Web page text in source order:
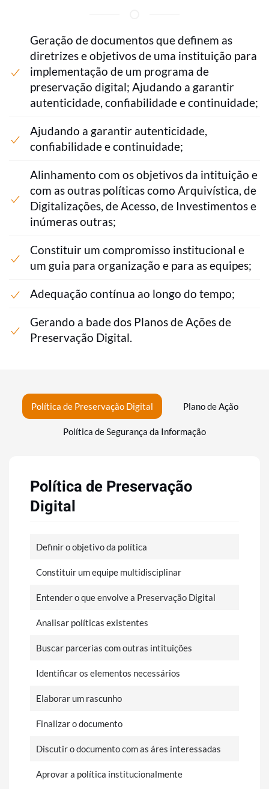
Geração de documentos que definem as
diretrizes e objetivos de uma instituição para
implementação de um programa de
preservação digital; Ajudando a garantir
autenticidade, confiabilidade e continuidade;
Ajudando a garantir autenticidade,
confiabilidade e continuidade;
Alinhamento com os objetivos da intituição e
com as outras políticas como Arquivística, de
Digitalizações, de Acesso, de Investimentos e
inúmeras outras;
Constituir um compromisso institucional e
um guia para organização e para as equipes;
Adequação contínua ao longo do tempo;
Gerando a bade dos Planos de Ações de
Preservação Digital.
Política de Preservação Digital Plano de Ação
Política de Segurança da Informação
Política de Preservação
Digital
Definir o objetivo da política
Constituir um equipe multidisciplinar
Entender o que envolve a Preservação Digital
Analisar políticas existentes
Buscar parcerias com outras intituições
Identificar os elementos necessários
Elaborar um rascunho
Finalizar o documento
Discutir o documento com as áres interessadas
Aprovar a política institucionalmente